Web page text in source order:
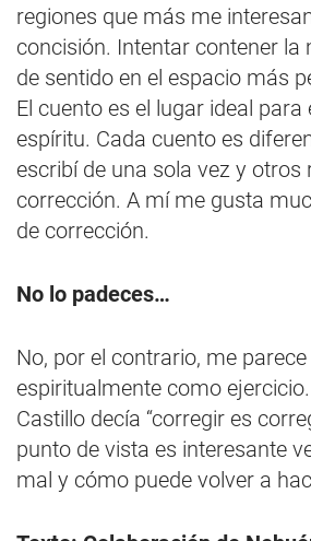
regiones que más me
concisión. Intentar contener la
de sentido en el espacio más
El cuento es el lugar ideal para
espíritu. Cada cuento es
escribí de una sola vez y otros
corrección. A mí me gusta
de corrección.
No lo padeces…
No, por el contrario, me
espiritualmente como
Castillo decía “corregir es
punto de vista es interesante
mal y cómo puede volver a